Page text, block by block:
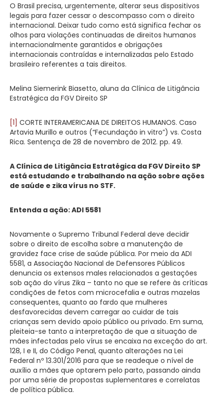
O Brasil precisa, urgentemente, alterar seus dispositivos
legais para fazer cessar o descompasso com o direito
internacional. Deixar tudo como está significa fechar os
olhos para violações continuadas de direitos humanos
internacionalmente garantidos e obrigações
internacionais contraídas e internalizadas pelo Estado
brasileiro referentes a tais direitos.
Melina Siemerink Biasetto, aluna da Clínica de Litigância
Estratégica da FGV Direito SP
[1] CORTE INTERAMERICANA DE DIREITOS HUMANOS. Caso
Artavia Murillo e outros (“Fecundação in vitro”) vs. Costa
Rica. Sentença de 28 de novembro de 2012. pp. 49.
A Clínica de Litigância Estratégica da FGV Direito SP
está estudando e trabalhando na ação sobre ações
de saúde e zika vírus no STF.
Entenda a ação: ADI 5581
Novamente o Supremo Tribunal Federal deve decidir
sobre o direito de escolha sobre a manutenção de
gravidez face crise de saúde pública. Por meio da ADI
5581, a Associação Nacional de Defensores Públicos
denuncia os extensos males relacionados a gestações
sob ação do vírus Zika – tanto no que se refere às críticas
condições de fetos com microcefalia e outras mazelas
consequentes, quanto ao fardo que mulheres
desfavorecidas devem carregar ao cuidar de tais
crianças sem devido apoio público ou privado. Em suma,
pleiteia-se tanto a interpretação de que a situação de
mães infectadas pelo vírus se encaixa na exceção do art.
128, I e II, do Código Penal, quanto alterações na Lei
Federal nº 13.301/2016 para que se readeque o nível de
auxílio a mães que optarem pelo parto, passando ainda
por uma série de propostas suplementares e correlatas
de política pública.